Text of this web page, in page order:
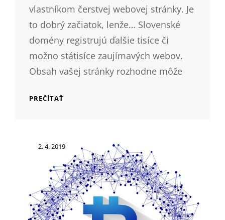
vlastníkom čerstvej webovej stránky. Je
to dobrý začiatok, lenže… Slovenské
domény registrujú ďalšie tisíce či
možno státisíce zaujímavých webov.
Obsah vašej stránky rozhodne môže
PREČÍTAŤ
ZAŽIARIŤ
DOSIAHNUŤ
VYSOKÚ
NÁVŠTEVNOSŤ!
2. 4. 2019